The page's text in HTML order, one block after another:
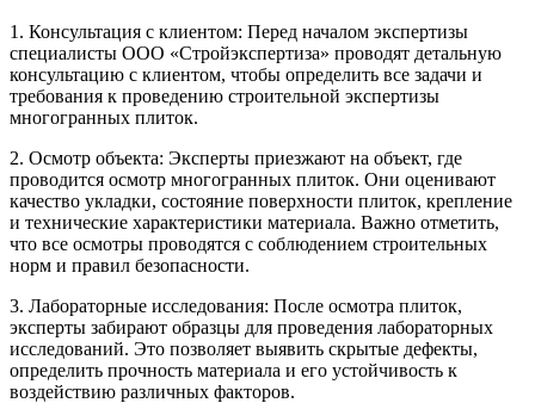
1. Консультация с клиентом: Перед началом экспертизы
специалисты ООО «Стройэкспертиза» проводят детальную
консультацию с клиентом, чтобы определить все задачи и
требования к проведению строительной экспертизы
многогранных плиток.
2. Осмотр объекта: Эксперты приезжают на объект, где
проводится осмотр многогранных плиток. Они оценивают
качество укладки, состояние поверхности плиток, крепление
и технические характеристики материала. Важно отметить,
что все осмотры проводятся с соблюдением строительных
норм и правил безопасности.
3. Лабораторные исследования: После осмотра плиток,
эксперты забирают образцы для проведения лабораторных
исследований. Это позволяет выявить скрытые дефекты,
определить прочность материала и его устойчивость к
воздействию различных факторов.